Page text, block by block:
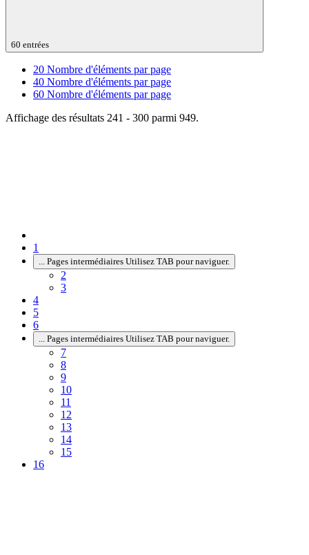
60 entrées
20 Nombre d'éléments par page
40 Nombre d'éléments par page
60 Nombre d'éléments par page
Affichage des résultats 241 - 300 parmi 949.
1
Pages intermédiaires Utilisez TAB pour naviguer.
2
3
4
5
6
Pages intermédiaires Utilisez TAB pour naviguer.
7
8
9
10
11
12
13
14
15
16